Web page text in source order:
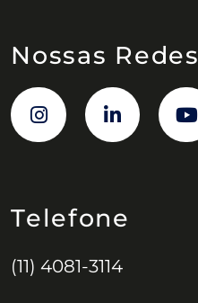
Nossas Redes
Telefone
(11) 4081-3114